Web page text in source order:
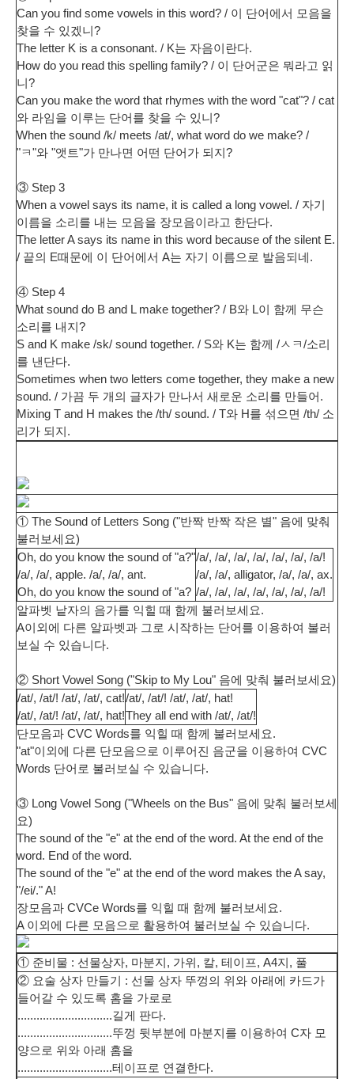
Can you find some vowels in this word? / 이 단어에서 모음을
찾을 수 있겠니?
The letter K is a consonant. / K는 자음이란다.
How do you read this spelling family? / 이 단어군은 뭐라고 읽
니?
Can you make the word that rhymes with the word "cat"? / cat
와 라임을 이루는 단어를 찾을 수 있니?
When the sound /k/ meets /at/, what word do we make? /
"ㅋ"와 "앳트"가 만나면 어떤 단어가 되지?
③ Step 3
When a vowel says its name, it is called a long vowel. / 자기
이름을 소리를 내는 모음을 장모음이라고 한단다.
The letter A says its name in this word because of the silent E.
/ 끝의 E때문에 이 단어에서 A는 자기 이름으로 발음되네.
④ Step 4
What sound do B and L make together? / B와 L이 함께 무슨
소리를 내지?
S and K make /sk/ sound together. / S와 K는 함께 /ㅅㅋ/소리
를 낸단다.
Sometimes when two letters come together, they make a new
sound. / 가끔 두 개의 글자가 만나서 새로운 소리를 만들어.
Mixing T and H makes the /th/ sound. / T와 H를 섞으면 /th/ 소
리가 되지.
① The Sound of Letters Song ("반짝 반짝 작은 별" 음에 맞춰
불러보세요)
Oh, do you know the sound of "a?"
/a/, /a/, apple. /a/, /a/, ant.
Oh, do you know the sound of "a?
/a/, /a/, /a/, /a/, /a/, /a/, /a/!
/a/, /a/, alligator, /a/, /a/, ax.
/a/, /a/, /a/, /a/, /a/, /a/, /a/!
알파벳 낱자의 음가를 익힐 때 함께 불러보세요.
A이외에 다른 알파벳과 그로 시작하는 단어를 이용하여 불러
보실 수 있습니다.
② Short Vowel Song ("Skip to My Lou" 음에 맞춰 불러보세요)
/at/, /at/! /at/, /at/, cat!
/at/, /at/! /at/, /at/, hat!
/at/, /at/! /at/, /at/, hat!
They all end with /at/, /at/!
단모음과 CVC Words를 익힐 때 함께 불러보세요.
"at"이외에 다른 단모음으로 이루어진 음군을 이용하여 CVC
Words 단어로 불러보실 수 있습니다.
③ Long Vowel Song ("Wheels on the Bus" 음에 맞춰 불러보세
요)
The sound of the "e" at the end of the word. At the end of the
word. End of the word.
The sound of the "e" at the end of the word makes the A say,
"/ei/." A!
장모음과 CVCe Words를 익힐 때 함께 불러보세요.
A 이외에 다른 모음으로 활용하여 불러보실 수 있습니다.
① 준비물 : 선물상자, 마분지, 가위, 칼, 테이프, A4지, 풀
② 요술 상자 만들기 : 선물 상자 뚜껑의 위와 아래에 카드가
들어갈 수 있도록 홈을 가로로
..............................길게 판다.
..............................뚜껑 뒷부분에 마분지를 이용하여 C자 모
양으로 위와 아래 홈을
..............................테이프로 연결한다.